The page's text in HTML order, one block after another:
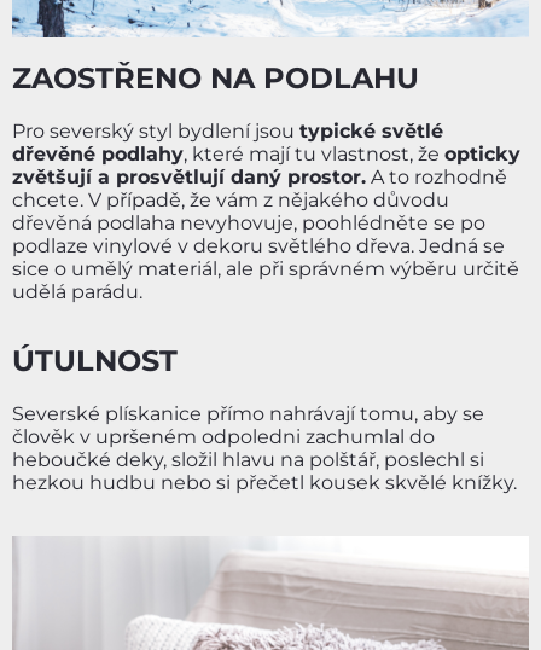
ZAOSTŘENO NA PODLAHU
Pro severský styl bydlení jsou typické světlé
dřevěné podlahy, které mají tu vlastnost, že opticky
zvětšují a prosvětlují daný prostor. A to rozhodně
chcete. V případě, že vám z nějakého důvodu
dřevěná podlaha nevyhovuje, poohlédněte se po
podlaze vinylové v dekoru světlého dřeva. Jedná se
sice o umělý materiál, ale při správném výběru určitě
udělá parádu.
ÚTULNOST
Severské plískanice přímo nahrávají tomu, aby se
člověk v upršeném odpoledni zachumlal do
heboučké deky, složil hlavu na polštář, poslechl si
hezkou hudbu nebo si přečetl kousek skvělé knížky.